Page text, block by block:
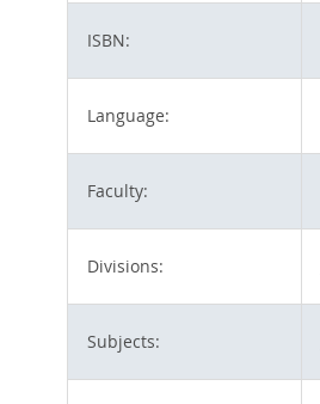
ISBN:
Language:
Faculty:
Divisions:
Subjects: